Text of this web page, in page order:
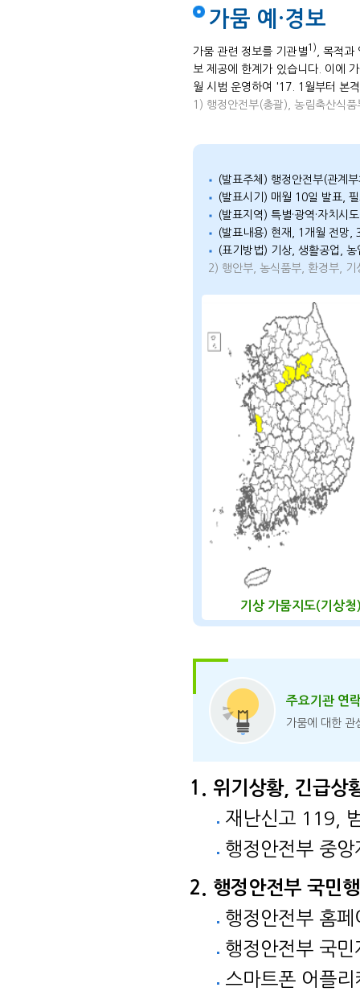
가뭄 예·경보
가뭄 관련 정보를 기관별1)
, 목적
보 제공에 한계가 있습니다. 이에
월 시범 운영하여 '17. 1월부터 본
1) 행정안전부(총괄), 농림축산식
(발표주체) 행정안전부(관계부
(발표시기) 매월 10일 발표,
(발표지역) 특별·광역·자치시
(발표내용) 현재, 1개월 전망,
(표기방법) 기상, 생활공업,
2) 행안부, 농식품부, 환경부, 기
기상 가뭄지도(기상청
주요기관 연
가뭄에 대한 관
위기상황, 긴급상
재난신고 119,
행정안전부 중
행정안전부 국민
행정안전부 홈
행정안전부 국
스마트폰 어플